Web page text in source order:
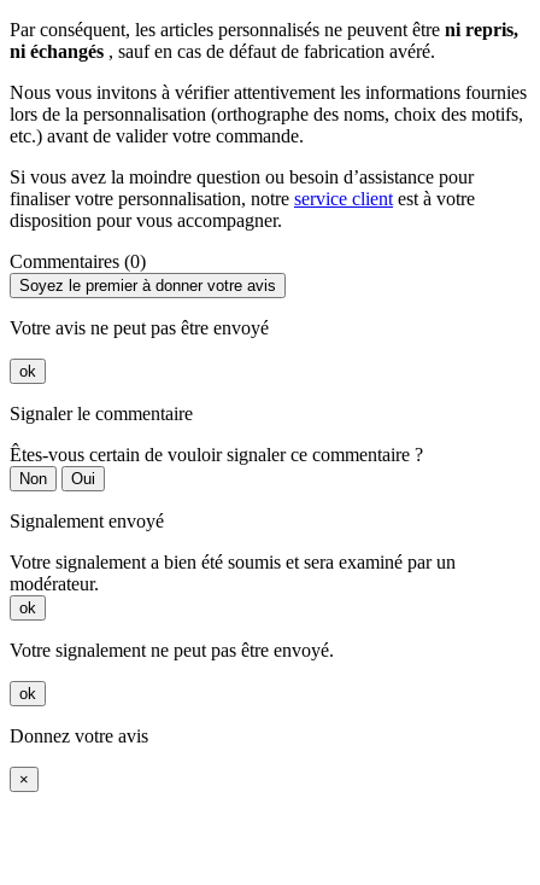
Par conséquent, les articles personnalisés ne peuvent être ni repris,
ni échangés , sauf en cas de défaut de fabrication avéré.
Nous vous invitons à vérifier attentivement les informations fournies
lors de la personnalisation (orthographe des noms, choix des motifs,
etc.) avant de valider votre commande.
Si vous avez la moindre question ou besoin d’assistance pour
finaliser votre personnalisation, notre service client est à votre
disposition pour vous accompagner.
Commentaires (0)
Soyez le premier à donner votre avis
Votre avis ne peut pas être envoyé
ok
Signaler le commentaire
Êtes-vous certain de vouloir signaler ce commentaire ?
Non Oui
Signalement envoyé
Votre signalement a bien été soumis et sera examiné par un
modérateur.
ok
Votre signalement ne peut pas être envoyé.
ok
Donnez votre avis
×